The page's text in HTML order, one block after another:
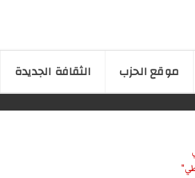
موقع الحزب الثقافة الجدیدة